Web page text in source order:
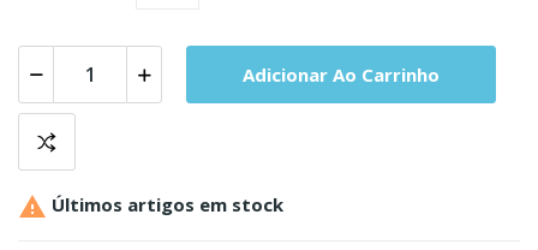
Adicionar Ao Carrinho
 Últimos artigos em stock